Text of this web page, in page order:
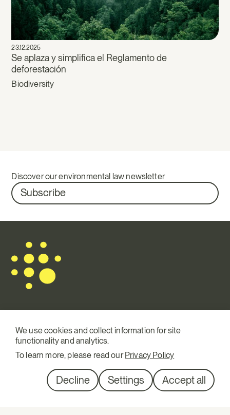
23.12.2025
Se aplaza y simplifica el Reglamento de
deforestación
Biodiversity
Discover our environmental law newsletter
Subscribe
Mail.
info@terraqui.com
Tel.
+34 934 146 307
Diagonal 527, 1º 1ª
08029 Barcelona
SM Linkedin
We use cookies and collect information for site
functionality and analytics.
To learn more, please read ourPrivacy Policy
Decline Settings Accept all